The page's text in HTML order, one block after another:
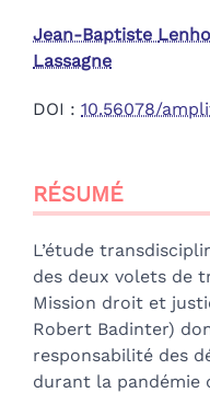
Jean-Baptiste
Lassagne
DOI : 10.56078/
Index
Plan
Texte
Bibliographie
Notes
Illustrations
Citer cet article
Auteurs
RÉSUMÉ
L’étude
des deux volets de
Mission droit et
Robert Badinter)
responsabilité des
durant la pandémie